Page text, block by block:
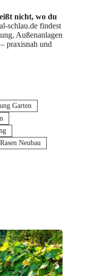
nicht, wo du
schlau.de findest
Außenanlagen
praxisnah und
Garten
Rasen Neubau